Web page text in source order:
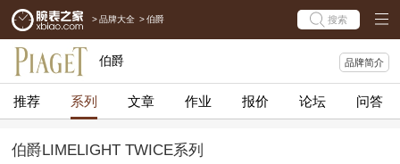
> 品牌大全 > 伯爵 搜索
伯爵 品牌简介
推荐 系列 文章 作业 报价 论坛 问答
伯爵LIMELIGHT TWICE系列